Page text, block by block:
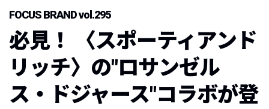
FOCUS BRAND vol.295
必見！ 〈スポーティアンド
リッチ〉の"ロサンゼル
ス・ドジャース"コラボが登